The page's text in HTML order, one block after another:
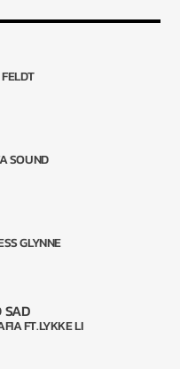
SOUND
GLYNNE
SAD
FT.LYKKE LI